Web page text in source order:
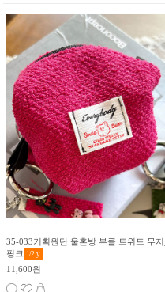
35-033기획원단 울혼방 부클 트위드 무지_
핑크 1/2 y
11,600원